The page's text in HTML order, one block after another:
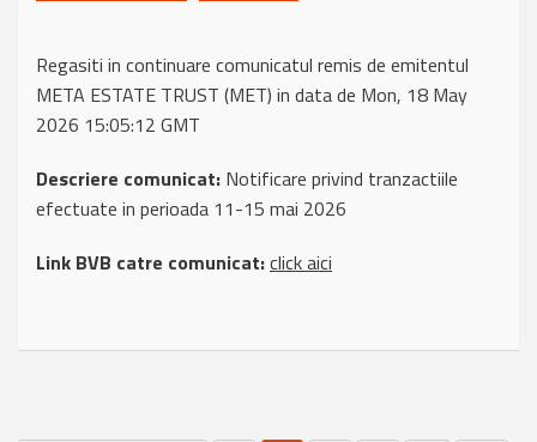
Regasiti in continuare comunicatul remis de emitentul
META ESTATE TRUST (MET) in data de Mon, 18 May
2026 15:05:12 GMT
Descriere comunicat: Notificare privind tranzactiile
efectuate in perioada 11-15 mai 2026
Link BVB catre comunicat:click aici